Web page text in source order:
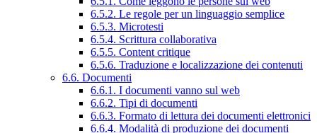
6.5.2. Le regole per un linguaggio semplice
6.5.3. Microtesti
6.5.4. Scrittura collaborativa
6.5.5. Content critique
6.5.6. Traduzione e localizzazione dei contenuti
6.6. Documenti
6.6.1. I documenti vanno sul web
6.6.2. Tipi di documenti
6.6.3. Formato di lettura dei documenti elettronici
6.6.4. Modalità di produzione dei documenti